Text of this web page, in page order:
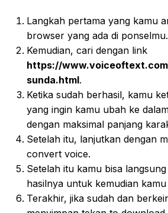
Langkah pertama yang kamu
browser yang ada di ponselmu.
Kemudian, cari dengan link
https://
sunda.html.
Ketika sudah berhasil, kamu
yang ingin kamu ubah ke
dengan maksimal panjang
Setelah itu, lanjutkan dengan
convert voice.
Setelah itu kamu bisa
hasilnya untuk kemudian kamu
Terakhir, jika sudah dan